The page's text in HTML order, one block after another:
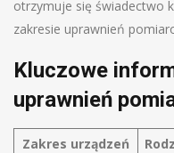
otrzymuje się świadectwo
zakresie uprawnień
Kluczowe
uprawnień
Zakres urządzeń